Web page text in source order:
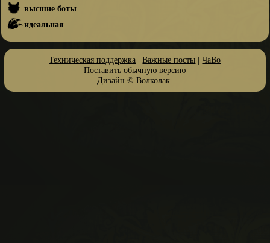
высшие боты
идеальная
Техническая поддержка |Важные посты |ЧаВо
Поставить обычную версию
Дизайн ©Волколак